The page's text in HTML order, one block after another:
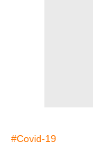
#Covid-19